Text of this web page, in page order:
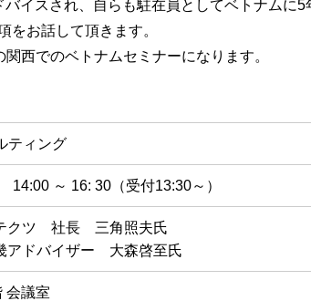
イスされ、自らも駐在員としてベトナムに
をお話して頂きます。
西でのベトナムセミナーになります。
ティング
～ 16: 30（受付13:30～）
クツ 社長 三角照夫氏
アドバイザー 大森啓至氏
会議室